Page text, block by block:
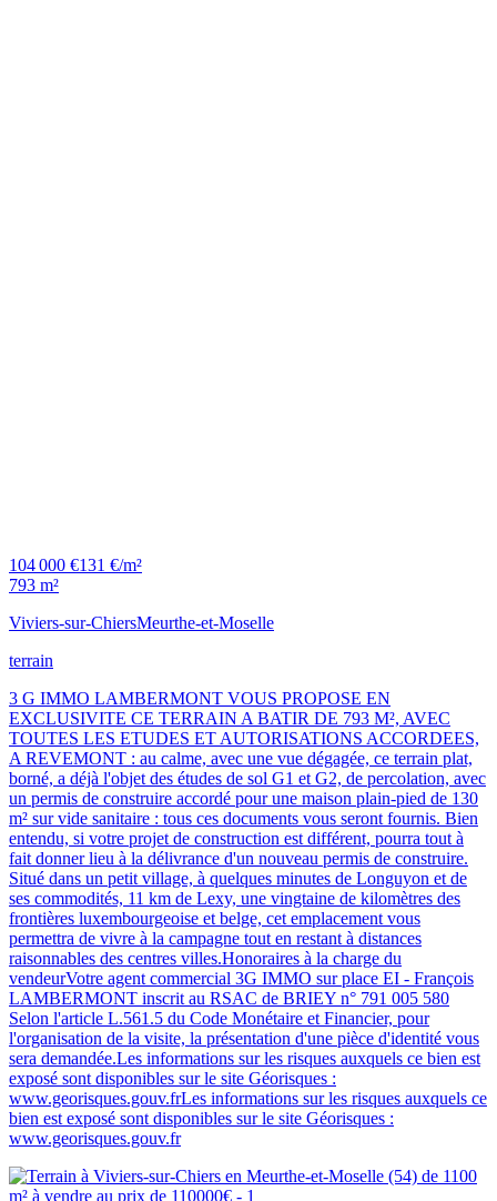
104 000 €131 €/m²
793 m²
Viviers-sur-ChiersMeurthe-et-Moselle
terrain
3 G IMMO LAMBERMONT VOUS PROPOSE EN
EXCLUSIVITE CE TERRAIN A BATIR DE 793 M², AVEC
TOUTES LES ETUDES ET AUTORISATIONS ACCORDEES,
A REVEMONT : au calme, avec une vue dégagée, ce terrain plat,
borné, a déjà l'objet des études de sol G1 et G2, de percolation, avec
un permis de construire accordé pour une maison plain-pied de 130
m² sur vide sanitaire : tous ces documents vous seront fournis. Bien
entendu, si votre projet de construction est différent, pourra tout à
fait donner lieu à la délivrance d'un nouveau permis de construire.
Situé dans un petit village, à quelques minutes de Longuyon et de
ses commodités, 11 km de Lexy, une vingtaine de kilomètres des
frontières luxembourgeoise et belge, cet emplacement vous
permettra de vivre à la campagne tout en restant à distances
raisonnables des centres villes.Honoraires à la charge du
vendeurVotre agent commercial 3G IMMO sur place EI - François
LAMBERMONT inscrit au RSAC de BRIEY n° 791 005 580
Selon l'article L.561.5 du Code Monétaire et Financier, pour
l'organisation de la visite, la présentation d'une pièce d'identité vous
sera demandée.Les informations sur les risques auxquels ce bien est
exposé sont disponibles sur le site Géorisques :
www.georisques.gouv.frLes informations sur les risques auxquels ce
bien est exposé sont disponibles sur le site Géorisques :
www.georisques.gouv.fr